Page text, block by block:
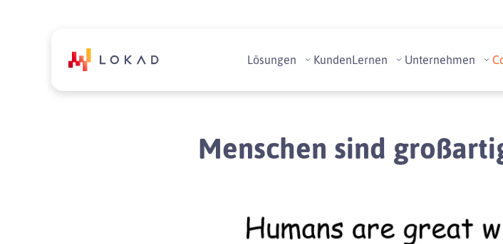
Lösungen KundenLernen Unternehmen
Menschen sind